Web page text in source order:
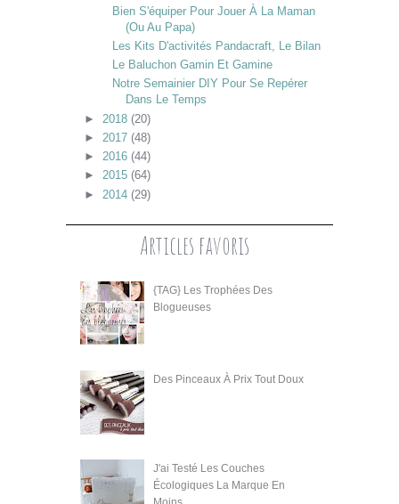
Bien S'équiper Pour Jouer À La Maman
(ou Au Papa)
Les Kits D'activités Pandacraft, Le Bilan
Le Baluchon Gamin Et Gamine
Notre Semainier DIY Pour Se Repérer
Dans Le Temps
► 2018 (20)
► 2017 (48)
► 2016 (44)
► 2015 (64)
► 2014 (29)
Articles favoris
{TAG} Les Trophées Des
Blogueuses
Des Pinceaux À Prix Tout Doux
J'ai Testé Les Couches
Écologiques La Marque En